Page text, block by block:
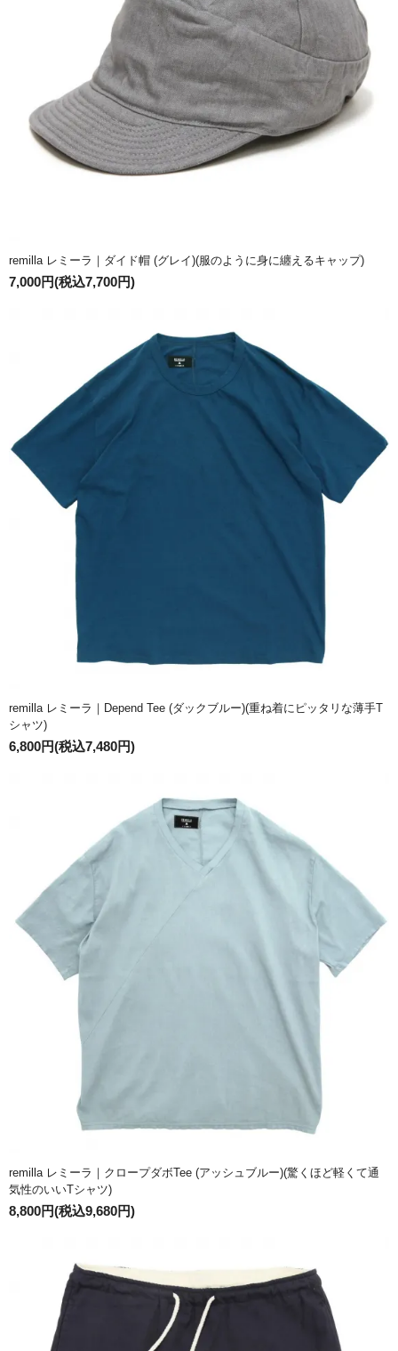
remilla レミーラ｜ダイド帽 (グレイ)(服のように身に纏えるキャップ)
7,000円(税込7,700円)
remilla レミーラ｜Depend Tee (ダックブルー)(重ね着にピッタリな薄手T
シャツ)
6,800円(税込7,480円)
remilla レミーラ｜クロープダボTee (アッシュブルー)(驚くほど軽くて通
気性のいいTシャツ)
8,800円(税込9,680円)